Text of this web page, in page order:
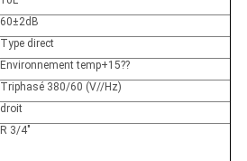
60±2dB
Type direct
Environnement temp+15??
Triphasé 380/60 (V//Hz)
droit
R 3/4"